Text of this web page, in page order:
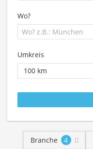
Wo?
Umkreis
Branche 4